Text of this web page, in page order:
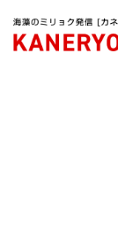
カネリョウメディ